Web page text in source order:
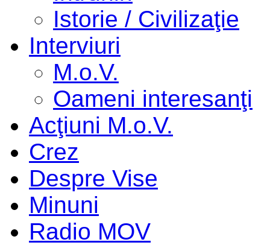
Istorie / Civilizaţie
Interviuri
M.o.V.
Oameni interesanţi
Acţiuni M.o.V.
Crez
Despre Vise
Minuni
Radio MOV